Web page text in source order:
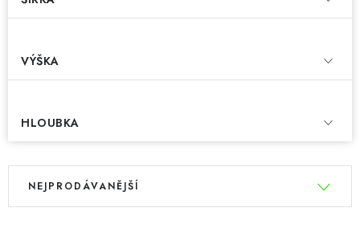
VÝŠKA
HLOUBKA
V
Ř
NEJPRODÁVANĚJŠÍ